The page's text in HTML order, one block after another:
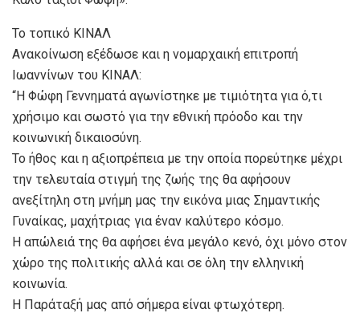
Το τοπικό ΚΙΝΑΛ
Ανακοίνωση εξέδωσε και η νομαρχαική επιτροπή
Ιωαννίνων του ΚΙΝΑΛ:
“Η Φώφη Γεννηματά αγωνίστηκε με τιμιότητα για ό,τι
χρήσιμο και σωστό για την εθνική πρόοδο και την
κοινωνική δικαιοσύνη.
Το ήθος και η αξιοπρέπεια με την οποία πορεύτηκε μέχρι
την τελευταία στιγμή της ζωής της θα αφήσουν
ανεξίτηλη στη μνήμη μας την εικόνα μιας Σημαντικής
Γυναίκας, μαχήτριας για έναν καλύτερο κόσμο.
Η απώλειά της θα αφήσει ένα μεγάλο κενό, όχι μόνο στον
χώρο της πολιτικής αλλά και σε όλη την ελληνική
κοινωνία.
Η Παράταξή μας από σήμερα είναι φτωχότερη.